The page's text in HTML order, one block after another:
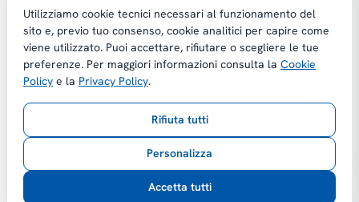
Copyright © Tempario.it | Powered by
Planus Group Srl - P.I. IT03584100238
Gestito da Giancarmelo Pittalà
Cookie Policy
Utilizziamo cookie tecnici necessari al funzionamento del
sito e, previo tuo consenso, cookie analitici per capire come
viene utilizzato. Puoi accettare, rifiutare o scegliere le tue
preferenze. Per maggiori informazioni consulta la Cookie
Policy e la Privacy Policy.
Rifiuta tutti
Personalizza
Accetta tutti